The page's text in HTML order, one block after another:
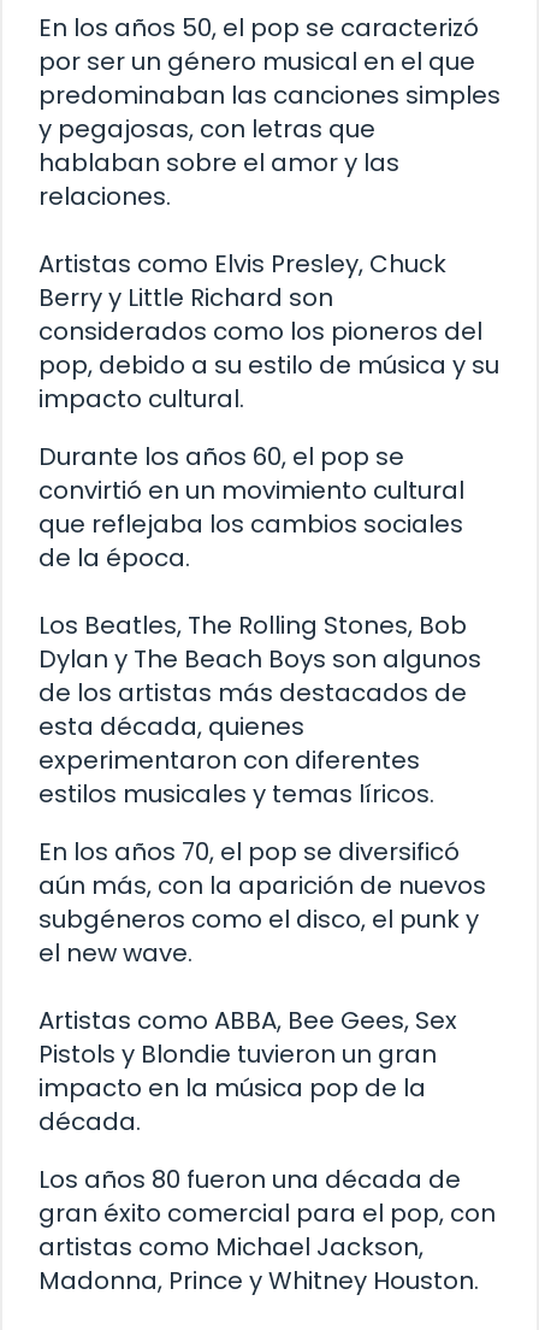
En los años 50, el pop se caracterizó
por ser un género musical en el que
predominaban las canciones simples
y pegajosas, con letras que
hablaban sobre el amor y las
relaciones.
Artistas como Elvis Presley, Chuck
Berry y Little Richard son
considerados como los pioneros del
pop, debido a su estilo de música y su
impacto cultural.
Durante los años 60, el pop se
convirtió en un movimiento cultural
que reflejaba los cambios sociales
de la época.
Los Beatles, The Rolling Stones, Bob
Dylan y The Beach Boys son algunos
de los artistas más destacados de
esta década, quienes
experimentaron con diferentes
estilos musicales y temas líricos.
En los años 70, el pop se diversificó
aún más, con la aparición de nuevos
subgéneros como el disco, el punk y
el new wave.
Artistas como ABBA, Bee Gees, Sex
Pistols y Blondie tuvieron un gran
impacto en la música pop de la
década.
Los años 80 fueron una década de
gran éxito comercial para el pop, con
artistas como Michael Jackson,
Madonna, Prince y Whitney Houston.